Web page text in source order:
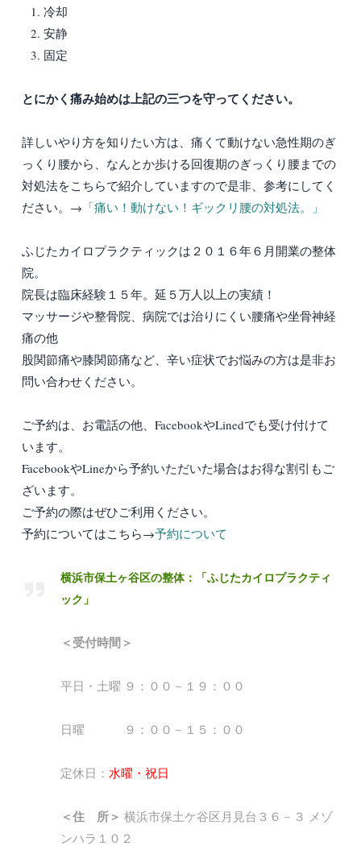
冷却
安静
固定
とにかく痛み始めは上記の三つを守ってください。
詳しいやり方を知りたい方は、痛くて動けない急性期のぎ
っくり腰から、なんとか歩ける回復期のぎっくり腰までの
対処法をこちらで紹介していますので是非、参考にしてく
ださい。→ 「痛い！動けない！ギックリ腰の対処法。」
ふじたカイロプラクティックは２０１６年６月開業の整体
院。
院長は臨床経験１５年。延５万人以上の実績！
マッサージや整骨院、病院では治りにくい腰痛や坐骨神経
痛の他
股関節痛や膝関節痛など、辛い症状でお悩みの方は是非お
問い合わせください。
ご予約は、お電話の他、FacebookやLinedでも受け付けて
います。
FacebookやLineから予約いただいた場合はお得な割引もご
ざいます。
ご予約の際はぜひご利用ください。
予約についてはこちら→予約について
横浜市保土ヶ谷区の整体：「ふじたカイロプラクティ
ック」
＜受付時間＞
平日・土曜 ９：００－１９：００
日曜 ９：００－１５：００
定休日： 水曜・祝日
＜住 所＞ 横浜市保土ケ谷区月見台３６－３ メゾ
ンハラ１０２